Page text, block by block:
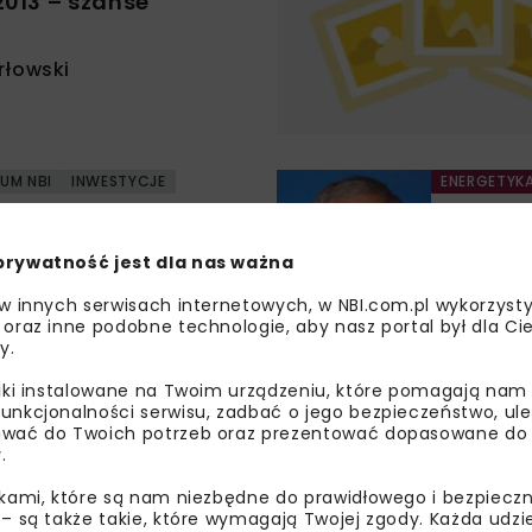
NBI INWESTYCJE
Anna
ARCHIWUM NBI
miasta i centrum
jest dla nas ważna
innych serwisach internetowych, w NBI.com.pl
inne podobne technologie, aby nasz portal był dla
instalowane na Twoim urządzeniu, które pomagają nam
serwisu, zadbać o jego bezpieczeństwo,
do Twoich potrzeb oraz prezentować dopasowane
które są nam niezbędne do prawidłowego i
są także takie, które wymagają Twojej zgody. Każda